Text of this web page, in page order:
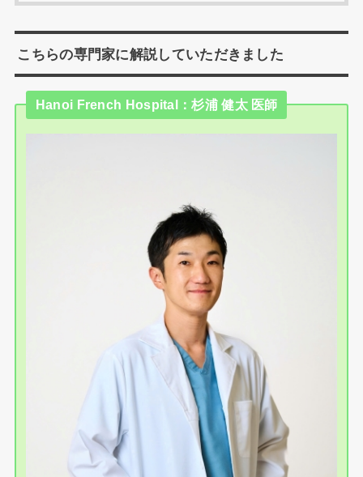
こちらの専門家に解説していただきました
Hanoi French Hospital：杉浦 健太 医師